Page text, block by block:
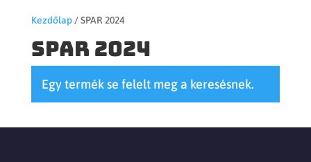
Kezdőlap/ SPAR 2024
SPAR 2024
Egy termék se felelt meg a keresésnek.